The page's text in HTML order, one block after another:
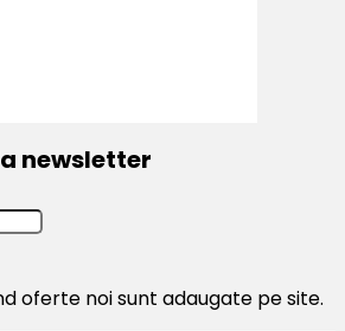
newsletter
oferte noi sunt adaugate pe site.